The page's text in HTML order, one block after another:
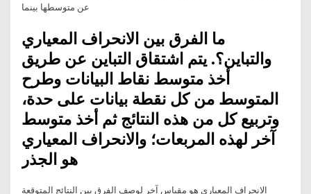
عن متوسطها بينما
ما الفرق بين الانحراف المعياري
والتباين؟. يتم اشتقاق التباين عن طريق
أخذ متوسط نقاط البيانات وطرح
المتوسط من كل نقطة بيانات على حدة،
وتربيع كل من هذه النتائج ثم أخذ متوسط
آخر لهذه المربعات؛ والانحراف المعياري
هو الجذر
الانحراف المعياري هو مقياس آخر لوصف الفرق بين النتائج المتوقعة